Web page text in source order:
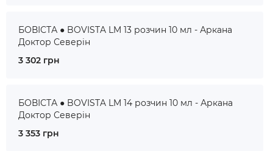
БОВІСТА ● BOVISTA LM 13 розчин 10 мл - Аркана
Доктор Северін
3 302 грн
БОВІСТА ● BOVISTA LM 14 розчин 10 мл - Аркана
Доктор Северін
3 353 грн